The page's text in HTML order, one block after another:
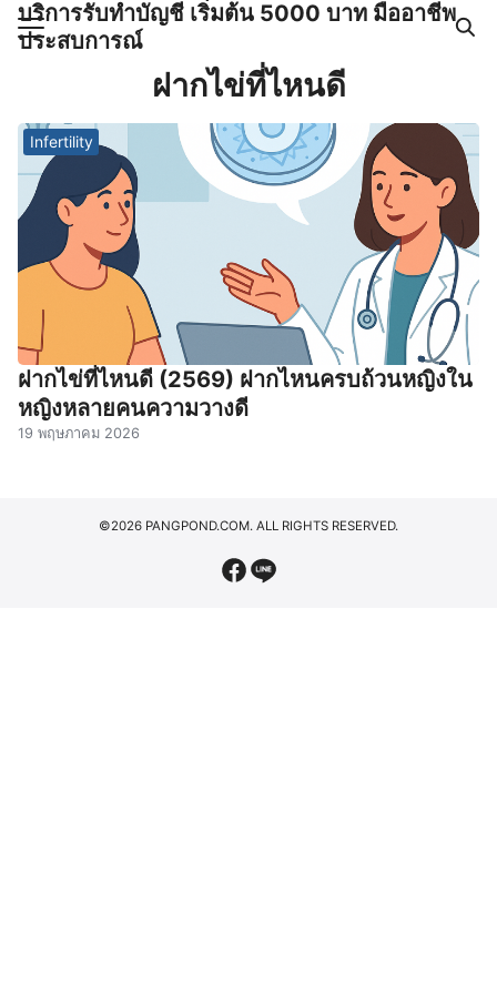
Skipบริการรับทำบัญชี เริ่มต้น 5000 บาท มืออาชีพ
ประสบการณ์
ญชีและภาษีครบวงจร |
ฝากไข่ที่ไหนดี
Infertility
ฝากไข่ที่ไหนดี (2569) ฝากไหนครบถ้วนหญิงใน
หญิงหลายคนความวางดี
19 พฤษภาคม 2026
©2026 PANGPOND.COM. ALL RIGHTS RESERVED.